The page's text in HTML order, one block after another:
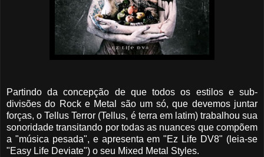
Partindo da concepção de que todos os estilos e sub-
divisões do Rock e Metal são um só, que devemos juntar
forças, o Tellus Terror (Tellus, é terra em latim) trabalhou sua
sonoridade transitando por todas as nuances que compõem
a "música pesada", e apresenta em "Ez Life DV8" (leia-se
"Easy Life Deviate") o seu Mixed Metal Styles.